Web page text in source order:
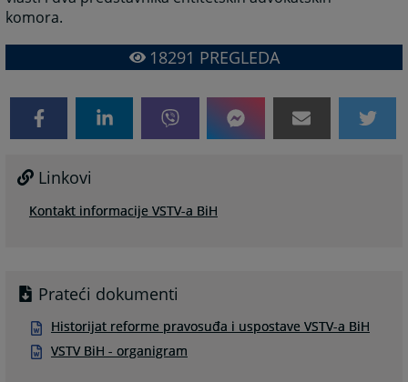
komora.
18291 PREGLEDA
Linkovi
Kontakt informacije VSTV-a BiH
Prateći dokumenti
Historijat reforme pravosuđa i uspostave VSTV-a BiH
VSTV BiH - organigram